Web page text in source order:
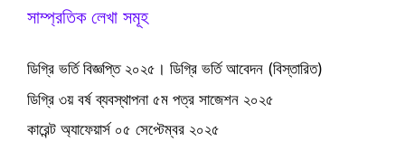
সাম্প্রতিক লেখা সমূহ
ডিগ্রি ভর্তি বিজ্ঞপ্তি ২০২৫। ডিগ্রি ভর্তি আবেদন (বিস্তারিত)
ডিগ্রি ৩য় বর্ষ ব্যবস্থাপনা ৫ম পত্র সাজেশন ২০২৫
কারেন্ট অ্যাফেয়ার্স ০৫ সেপ্টেম্বর ২০২৫